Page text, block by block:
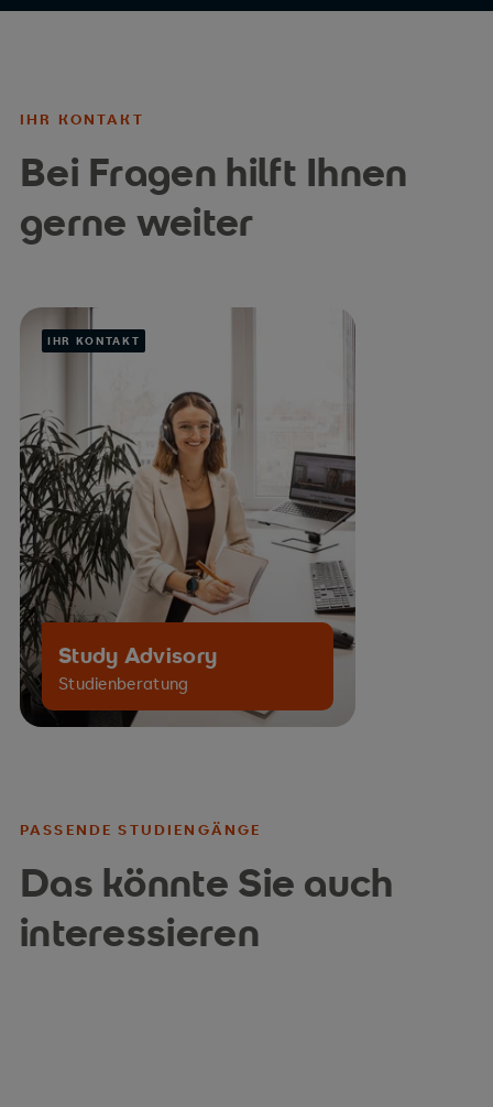
IHR KONTAKT
Bei Fragen hilft Ihnen
gerne weiter
IHR KONTAKT
Study Advisory
Studienberatung
PASSENDE STUDIENGÄNGE
Das könnte Sie auch
interessieren